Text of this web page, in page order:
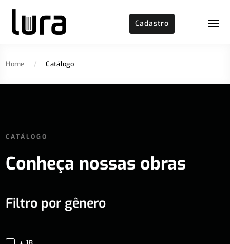
Cadastro
Home / Catálogo
CATÁLOGO
Conheça nossas obras
Filtro por gênero